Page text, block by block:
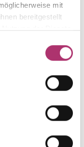
mit
bereitgestellt
der Dienste